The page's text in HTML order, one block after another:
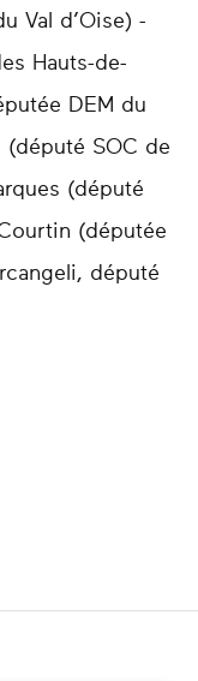
Val d’Oise) -
Hauts-de-
DEM du
(député SOC de
(député
(députée
député